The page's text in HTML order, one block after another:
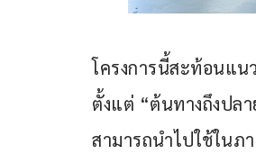
โครงการนี้สะท้อนแน
ตั้งแต่ “ต้นทางถึงปลา
สามารถนำไปใช้ใน